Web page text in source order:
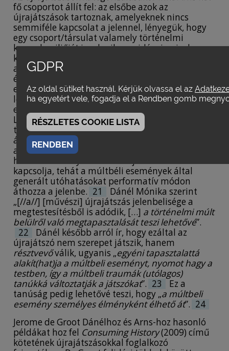
fő csoportot állít fel: az elsőbe azok az
újrajátszások tartoznak, amelyeknek nincs
semmiféle kapcsolat a jelennel, lényegük, hogy
egy csoport/társulat valamely történelmi
korszak miliőjét igyekszik megidézni, mivel
korhű jelmezt húznak, megpróbálják felvenni az
akkori beszédmódot, utánozni
életkörülményeket, vagy egy specifikus esemény
esetében (pl. egy híres ütközet) megpróbálják a
lehető leghitelesebben rekonstruálni azt. Arns
ezeket a különböző újrajátszási módokat (pl.
Living History, live action role-playing)
történelmi újrajátszásként definiálja.
áll szemben a művészi újrajátszás fogalma,
amely nem csupán újraalkotni kívánja a múltat,
hanem valamilyen módon a jelenhez is
kapcsolja, tehát a múltbéli események által
generált utóhatásokat performatív módon
áthozza a jelenbe. 21
Dánél Mónika szerint
„[//a//] [művészi] újrajátszás jelenbelisége a
megtestesítésből is adódik, […] a történelmi múlt
belülről való megtapasztalását teszi lehetővé”.
22
Dánél később arról ír, hogy ezáltal az
újrajátszó nem szerepet játszik, hanem
résztvevőválik, ugyanis „egyéni tapasztalattá
alakít(hat)ja a múltbeli eseményt, nyomot hagy a
testben, így a múltbeli traumák (utólagos)
tanúkká változtatják a játszókat”. 23
Ez a
tanúság pedig lehetővé teszi, hogy „a múltbeli
esemény személyes élményként élhető át”. 24
Jerome de Groot Dánélhoz és Arns-hoz hasonló
példákat hoz fel Consuming History(2009) című
kötetének újrajátszásokkal foglalkozó
GDPR
Az oldal sütiket használ. Kérjük olvassa el az
ha egyetért vele, fogadja el a Rendben gomb
RÉSZLETES COOKIE LISTA
RENDBEN